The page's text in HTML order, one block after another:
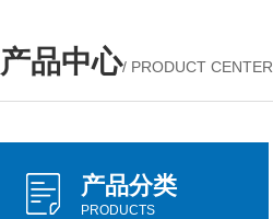
产品中心/ PRODUCT CENTER
产品分类
PRODUCTS